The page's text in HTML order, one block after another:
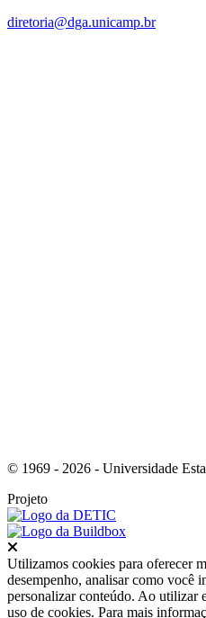
diretoria@dga.unicamp.br
© 1969 - 2026 - Universidade
Projeto
Utilizamos cookies para oferecer
desempenho, analisar como você
personalizar conteúdo. Ao utilizar
uso de cookies. Para mais